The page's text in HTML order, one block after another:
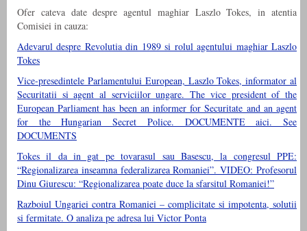
Ofer cateva date despre agentul maghiar Laszlo Tokes, in atentia
Comisiei in cauza:
Adevarul despre Revolutia din 1989 si rolul agentului maghiar Laszlo
Tokes
Vice-presedintele Parlamentului European, Laszlo Tokes, informator al
Securitatii si agent al serviciilor ungare. The vice president of the
European Parliament has been an informer for Securitate and an agent
for the Hungarian Secret Police. DOCUMENTE aici. See
DOCUMENTS
Tokes il da in gat pe tovarasul sau Basescu, la congresul PPE:
“Regionalizarea inseamna federalizarea Romaniei”. VIDEO: Profesorul
Dinu Giurescu: “Regionalizarea poate duce la sfarsitul Romaniei!”
Razboiul Ungariei contra Romaniei – complicitate si impotenta, solutii
si fermitate. O analiza pe adresa lui Victor Ponta